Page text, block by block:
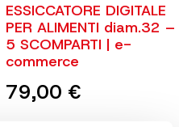
ESSICCATORE DIGITALE
PER ALIMENTI diam.32 –
5 SCOMPARTI | e-
commerce
79,00 €